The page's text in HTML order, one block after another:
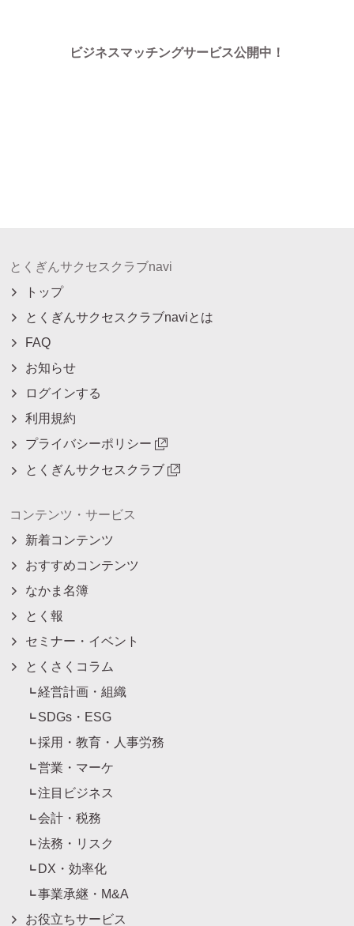
ビジネスマッチングサービス公開中！
とくぎんサクセスクラブnavi
トップ
とくぎんサクセスクラブnaviとは
FAQ
お知らせ
ログインする
利用規約
プライバシーポリシー
とくぎんサクセスクラブ
コンテンツ・サービス
新着コンテンツ
おすすめコンテンツ
なかま名簿
とく報
セミナー・イベント
とくさくコラム
経営計画・組織
SDGs・ESG
採用・教育・人事労務
営業・マーケ
注目ビジネス
会計・税務
法務・リスク
DX・効率化
事業承継・M&A
お役立ちサービス